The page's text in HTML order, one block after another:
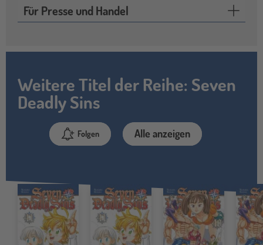
Für Presse und Handel
Weitere Titel der Reihe: Seven
Deadly Sins
Folgen Alle anzeigen